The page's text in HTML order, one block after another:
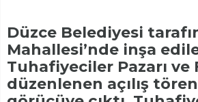
Düzce Belediyesi
Mahallesi’nde inşa
Tuhafiyeciler Pazarı ve
düzenlenen açılış